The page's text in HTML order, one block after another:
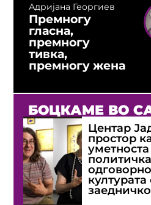
Адријана Георгиев
Премногу
гласна,
премногу
тивка,
премногу жена
БОЦКАМЕ ВО
Центар
простор
политичка
културата